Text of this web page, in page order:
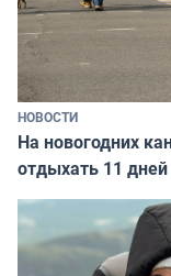
НОВОСТИ
На новогодних
отдыхать 11 дней